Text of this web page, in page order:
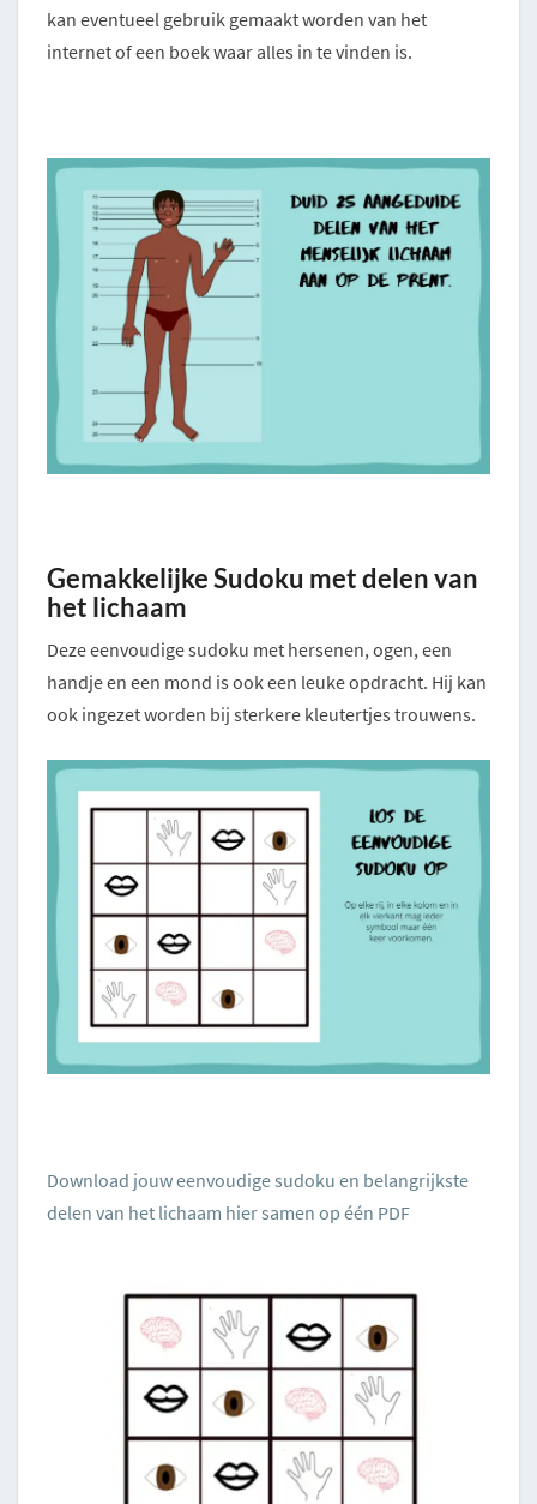
kan eventueel gebruik gemaakt worden van het
internet of een boek waar alles in te vinden is.
Gemakkelijke Sudoku met delen van
het lichaam
Deze eenvoudige sudoku met hersenen, ogen, een
handje en een mond is ook een leuke opdracht. Hij kan
ook ingezet worden bij sterkere kleutertjes trouwens.
Download jouw eenvoudige sudoku en belangrijkste
delen van het lichaam hier samen op één PDF